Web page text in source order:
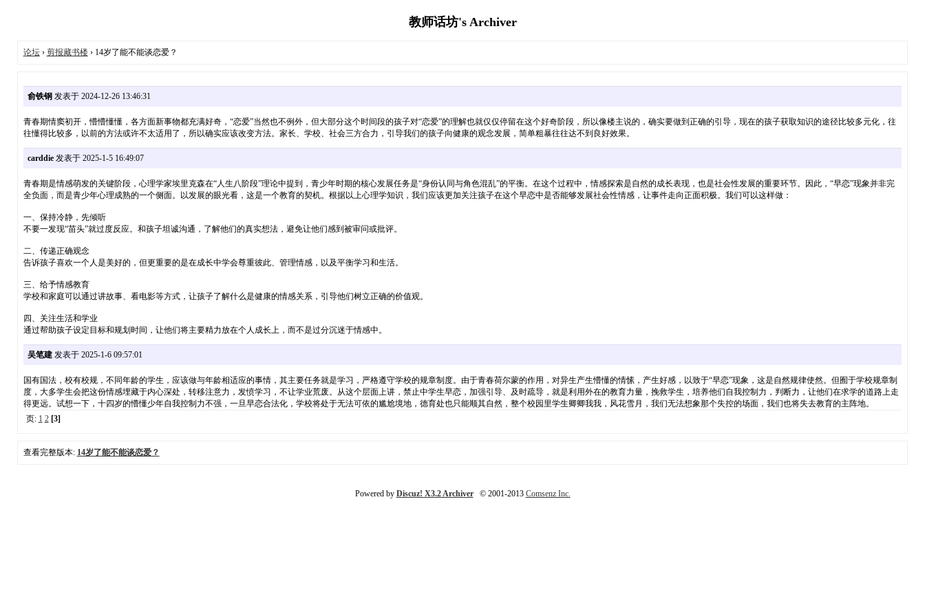
教师话坊's Archiver
论坛› 剪报藏书楼› 14岁了能不能谈恋爱？
俞铁钢 发表于 2024-12-26 13:46:31
青春期情窦初开，懵懵懂懂，各方面新事物都充满好奇，“恋爱”当然也不例外，但大部分这个时间段的孩子对“恋爱”的理解也就仅仅停留在这个好奇阶段，所以像楼主说的，确实要做到正确的引导，现在的孩子获取知识的途径比较多元化，往
往懂得比较多，以前的方法或许不太适用了，所以确实应该改变方法。家长、学校、社会三方合力，引导我们的孩子向健康的观念发展，简单粗暴往往达不到良好效果。
carddie发表于 2025-1-5 16:49:07
青春期是情感萌发的关键阶段，心理学家埃里克森在“人生八阶段”理论中提到，青少年时期的核心发展任务是“身份认同与角色混乱”的平衡。在这个过程中，情感探索是自然的成长表现，也是社会性发展的重要环节。因此，“早恋”现象并非完
全负面，而是青少年心理成熟的一个侧面。以发展的眼光看，这是一个教育的契机。根据以上心理学知识，我们应该更加关注孩子在这个早恋中是否能够发展社会性情感，让事件走向正面积极。我们可以这样做：
一、保持冷静，先倾听
不要一发现“苗头”就过度反应。和孩子坦诚沟通，了解他们的真实想法，避免让他们感到被审问或批评。
二、传递正确观念
告诉孩子喜欢一个人是美好的，但更重要的是在成长中学会尊重彼此、管理情感，以及平衡学习和生活。
三、给予情感教育
学校和家庭可以通过讲故事、看电影等方式，让孩子了解什么是健康的情感关系，引导他们树立正确的价值观。
四、关注生活和学业
通过帮助孩子设定目标和规划时间，让他们将主要精力放在个人成长上，而不是过分沉迷于情感中。
吴笔建发表于 2025-1-6 09:57:01
国有国法，校有校规，不同年龄的学生，应该做与年龄相适应的事情，其主要任务就是学习，严格遵守学校的规章制度。由于青春荷尔蒙的作用，对异生产生懵懂的情愫，产生好感，以致于“早恋”现象，这是自然规律使然。但囿于学校规章制
度，大多学生会把这份情感埋藏于内心深处，转移注意力，发愤学习，不让学业荒废。从这个层面上讲，禁止中学生早恋，加强引导、及时疏导，就是利用外在的教育力量，挽救学生，培养他们自我控制力，判断力，让他们在求学的道路上走
得更远。试想一下，十四岁的懵懂少年自我控制力不强，一旦早恋合法化，学校将处于无法可依的尴尬境地，德育处也只能顺其自然，整个校园里学生卿卿我我，风花雪月，我们无法想象那个失控的场面，我们也将失去教育的主阵地。
页: 1 2 [3]
查看完整版本: 14岁了能不能谈恋爱？
Powered by Discuz! X3.2 Archiver© 2001-2013 Comsenz Inc.